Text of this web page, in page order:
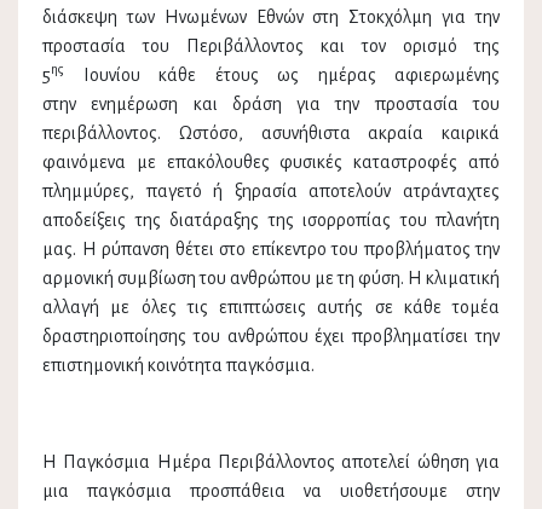
διάσκεψη των Ηνωμένων Εθνών στη Στοκχόλμη για την
προστασία του Περιβάλλοντος και τον ορισμό της
5ης
Ιουνίου κάθε έτους ως ημέρας αφιερωμένης
στην ενημέρωση και δράση για την προστασία του
περιβάλλοντος. Ωστόσο, ασυνήθιστα ακραία καιρικά
φαινόμενα με επακόλουθες φυσικές καταστροφές από
πλημμύρες, παγετό ή ξηρασία αποτελούν ατράνταχτες
αποδείξεις της διατάραξης της ισορροπίας του πλανήτη
μας. Η ρύπανση θέτει στο επίκεντρο του προβλήματος την
αρμονική συμβίωση του ανθρώπου με τη φύση. Η κλιματική
αλλαγή με όλες τις επιπτώσεις αυτής σε κάθε τομέα
δραστηριοποίησης του ανθρώπου έχει προβληματίσει την
επιστημονική κοινότητα παγκόσμια.
Η Παγκόσμια Ημέρα Περιβάλλοντος αποτελεί ώθηση για
μια παγκόσμια προσπάθεια να υιοθετήσουμε στην